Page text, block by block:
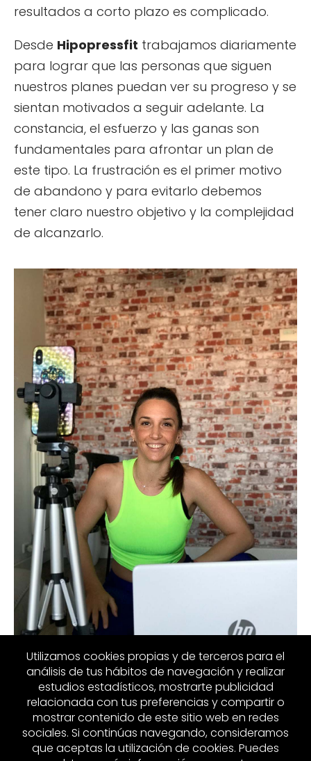
resultados a corto plazo es complicado.
Desde Hipopressfit trabajamos diariamente
para lograr que las personas que siguen
nuestros planes puedan ver su progreso y se
sientan motivados a seguir adelante. La
constancia, el esfuerzo y las ganas son
fundamentales para afrontar un plan de
este tipo. La frustración es el primer motivo
de abandono y para evitarlo debemos
tener claro nuestro objetivo y la complejidad
de alcanzarlo.
MIS REDES
Utilizamos cookies propias y de terceros para el
análisis de tus hábitos de navegación y realizar
estudios estadísticos, mostrarte publicidad
relacionada con tus preferencias y compartir o
mostrar contenido de este sitio web en redes
sociales. Si continúas navegando, consideramos
que aceptas la utilización de cookies. Puedes